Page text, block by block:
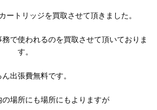
ートリッジを買取させて頂きました。
で使われるのを買取させて頂いておりま
す。
ん出張費無料です。
の場所にも場所にもよりますが